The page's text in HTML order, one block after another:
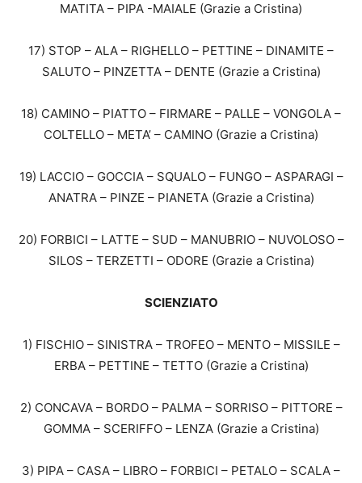
MATITA – PIPA -MAIALE (Grazie a Cristina)
17) STOP – ALA – RIGHELLO – PETTINE – DINAMITE –
SALUTO – PINZETTA – DENTE (Grazie a Cristina)
18) CAMINO – PIATTO – FIRMARE – PALLE – VONGOLA –
COLTELLO – META’ – CAMINO (Grazie a Cristina)
19) LACCIO – GOCCIA – SQUALO – FUNGO – ASPARAGI –
ANATRA – PINZE – PIANETA (Grazie a Cristina)
20) FORBICI – LATTE – SUD – MANUBRIO – NUVOLOSO –
SILOS – TERZETTI – ODORE (Grazie a Cristina)
SCIENZIATO
1) FISCHIO – SINISTRA – TROFEO – MENTO – MISSILE –
ERBA – PETTINE – TETTO (Grazie a Cristina)
2) CONCAVA – BORDO – PALMA – SORRISO – PITTORE –
GOMMA – SCERIFFO – LENZA (Grazie a Cristina)
3) PIPA – CASA – LIBRO – FORBICI – PETALO – SCALA –